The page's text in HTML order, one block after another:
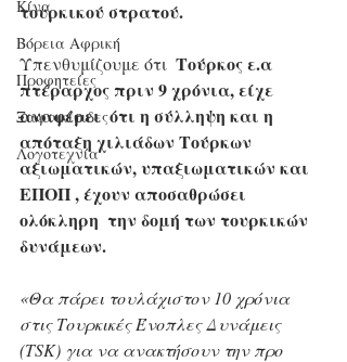
Κίνα
Βόρεια Αφρική
Προφητείες
Ξαφνικίτιδες
Λογοτεχνία
τουρκικού στρατού.
Υπενθυμίζουμε ότι Τούρκος ε.α
πτέραρχος πριν 9 χρόνια, είχε
αναφέρει  ότι η σύλληψη και η
απόταξη χιλιάδων Τούρκων
αξιωματικών, υπαξιωματικών και
ΕΠΟΠ , έχουν αποσαθρώσει
ολόκληρη  την δομή των τουρκικών
δυνάμεων.
«Θα πάρει τουλάχιστον 10 χρόνια
στις Τουρκικές Ένοπλες Δυνάμεις
(TSK) για να ανακτήσουν την προ